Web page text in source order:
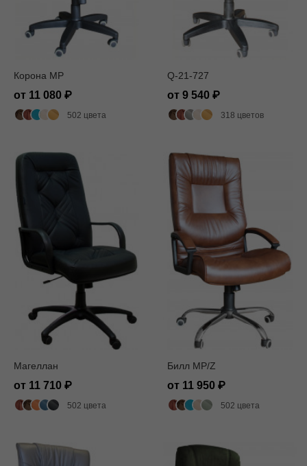
Корона MP
от 11 080
502 цвета
Q-21-727
от 9 540
318 цветов
Магеллан
от 11 710
502 цвета
Билл MP/Z
от 11 950
502 цвета